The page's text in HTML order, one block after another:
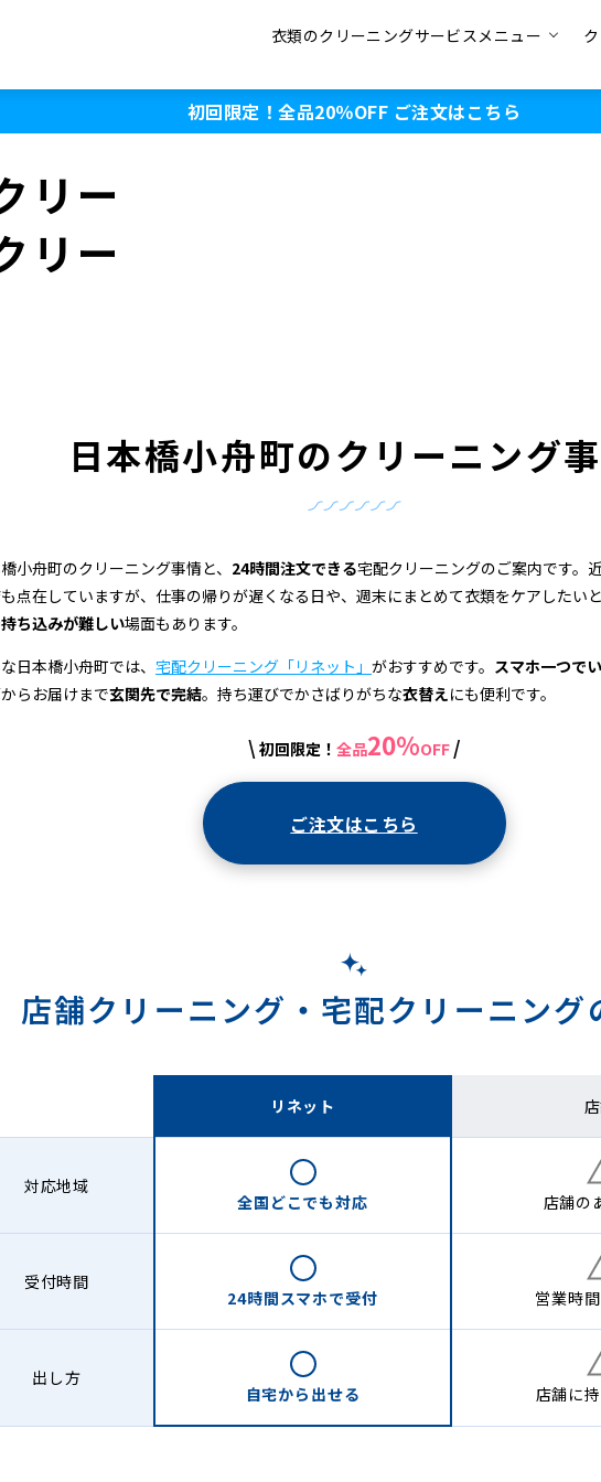
衣類のクリーニングサービスメニュー
初回限定！全品20％OFF ご注文はこちら
リー
リー
日本橋小舟町のクリーニング
小舟町のクリーニング事情と、 24時間注文できる宅配クリーニングのご案内です。
点在していますが、仕事の帰りが遅くなる日や、週末にまとめて衣類をケアしたい
ち込みが難しい場面もあります。
日本橋小舟町では、 宅配クリーニング「リネット」 がおすすめです。 スマホ一つで
らお届けまで玄関先で完結。持ち運びでかさばりがちな衣替えにも便利です。
\ 初回限定！ 全品20%OFF /
ご注文はこちら
店舗クリーニング・ 宅配クリーニング
リネット
対応地域
全国どこでも対応 店舗の
受付時間
24時間スマホで受付 営業時
出し方
自宅から 出せる 店舗に